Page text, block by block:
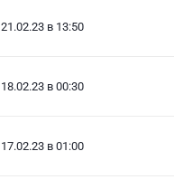
21.02.23 в 13:50
18.02.23 в 00:30
17.02.23 в 01:00